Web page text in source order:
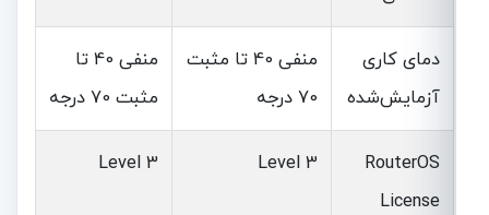
دمای کاری
آزمایش‌شده
منفی 40 تا مثبت
70 درجه
منفی 40 تا
مثبت 70 درجه
RouterOS
License
Level 3
Level 3